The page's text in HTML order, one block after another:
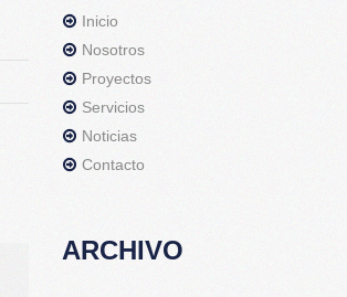
Inicio
Nosotros
Proyectos
Servicios
Noticias
Contacto
ARCHIVO